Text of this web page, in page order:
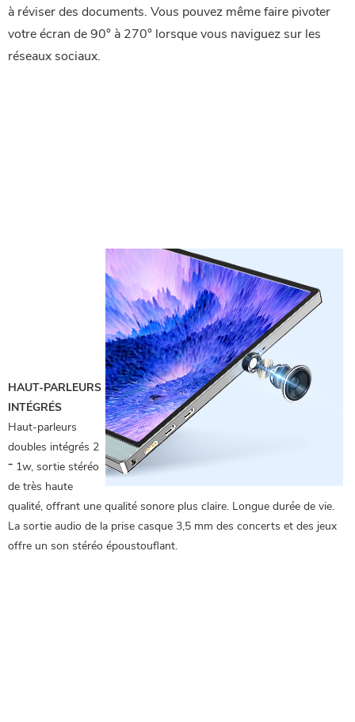
à réviser des documents. Vous pouvez même faire pivoter
votre écran de 90° à 270° lorsque vous naviguez sur les
réseaux sociaux.
HAUT-PARLEURS
INTÉGRÉS
Haut-parleurs
doubles intégrés 2
* 1w, sortie stéréo
de très haute
qualité, offrant une qualité sonore plus claire. Longue durée de vie.
La sortie audio de la prise casque 3,5 mm des concerts et des jeux
offre un son stéréo époustouflant.